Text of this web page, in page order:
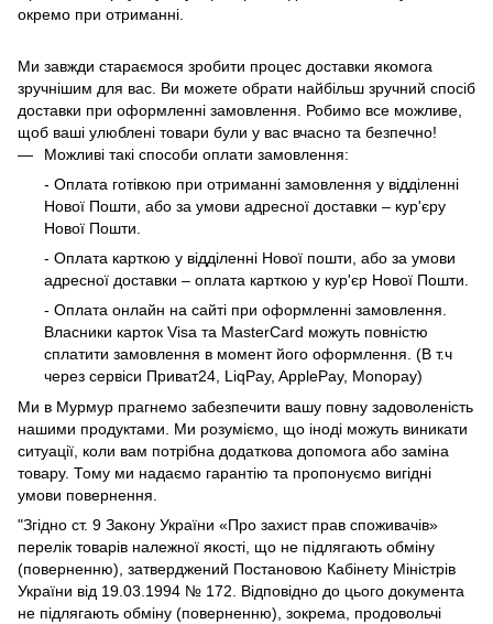
окремо при отриманні.
Ми завжди стараємося зробити процес доставки якомога
зручнішим для вас. Ви можете обрати найбільш зручний спосіб
доставки при оформленні замовлення. Робимо все можливе,
щоб ваші улюблені товари були у вас вчасно та безпечно!
Можливі такі способи оплати замовлення:
- Оплата готівкою при отриманні замовлення у відділенні
Нової Пошти, або за умови адресної доставки – кур'єру
Нової Пошти.
- Оплата карткою у відділенні Нової пошти, або за умови
адресної доставки – оплата карткою у кур'єр Нової Пошти.
- Оплата онлайн на сайті при оформленні замовлення.
Власники карток Visa та MasterCard можуть повністю
сплатити замовлення в момент його оформлення. (В т.ч
через сервіси Приват24, LiqPay, ApplePay, Monopay)
Ми в Мурмур прагнемо забезпечити вашу повну задоволеність
нашими продуктами. Ми розуміємо, що іноді можуть виникати
ситуації, коли вам потрібна додаткова допомога або заміна
товару. Тому ми надаємо гарантію та пропонуємо вигідні
умови повернення.
"Згідно ст. 9 Закону України «Про захист прав споживачів»
перелік товарів належної якості, що не підлягають обміну
(поверненню), затверджений Постановою Кабінету Міністрів
України від 19.03.1994 № 172. Відповідно до цього документа
не підлягають обміну (поверненню), зокрема, продовольчі